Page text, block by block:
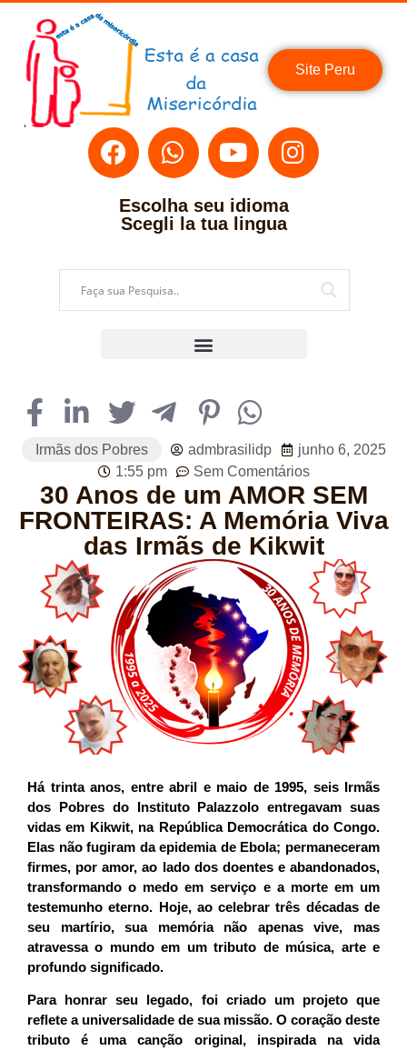
Site Peru
Escolha seu idioma
Scegli la tua lingua
Irmãs dos Pobres admbrasilidp
junho 6, 2025
1:55 pm
Sem Comentários
30 Anos de um AMOR SEM
FRONTEIRAS: A Memória Viva
das Irmãs de Kikwit
Há trinta anos, entre abril e maio de 1995, seis Irmãs
dos Pobres do Instituto Palazzolo entregavam suas
vidas em Kikwit, na República Democrática do Congo.
Elas não fugiram da epidemia de Ebola; permaneceram
firmes, por amor, ao lado dos doentes e abandonados,
transformando o medo em serviço e a morte em um
testemunho eterno. Hoje, ao celebrar três décadas de
seu martírio, sua memória não apenas vive, mas
atravessa o mundo em um tributo de música, arte e
profundo significado.
Para honrar seu legado, foi criado um projeto que
reflete a universalidade de sua missão. O coração deste
tributo é uma canção original, inspirada na vida